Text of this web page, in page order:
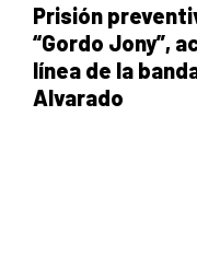
Prisión
“Gordo Jony”,
línea de la
Alvarado